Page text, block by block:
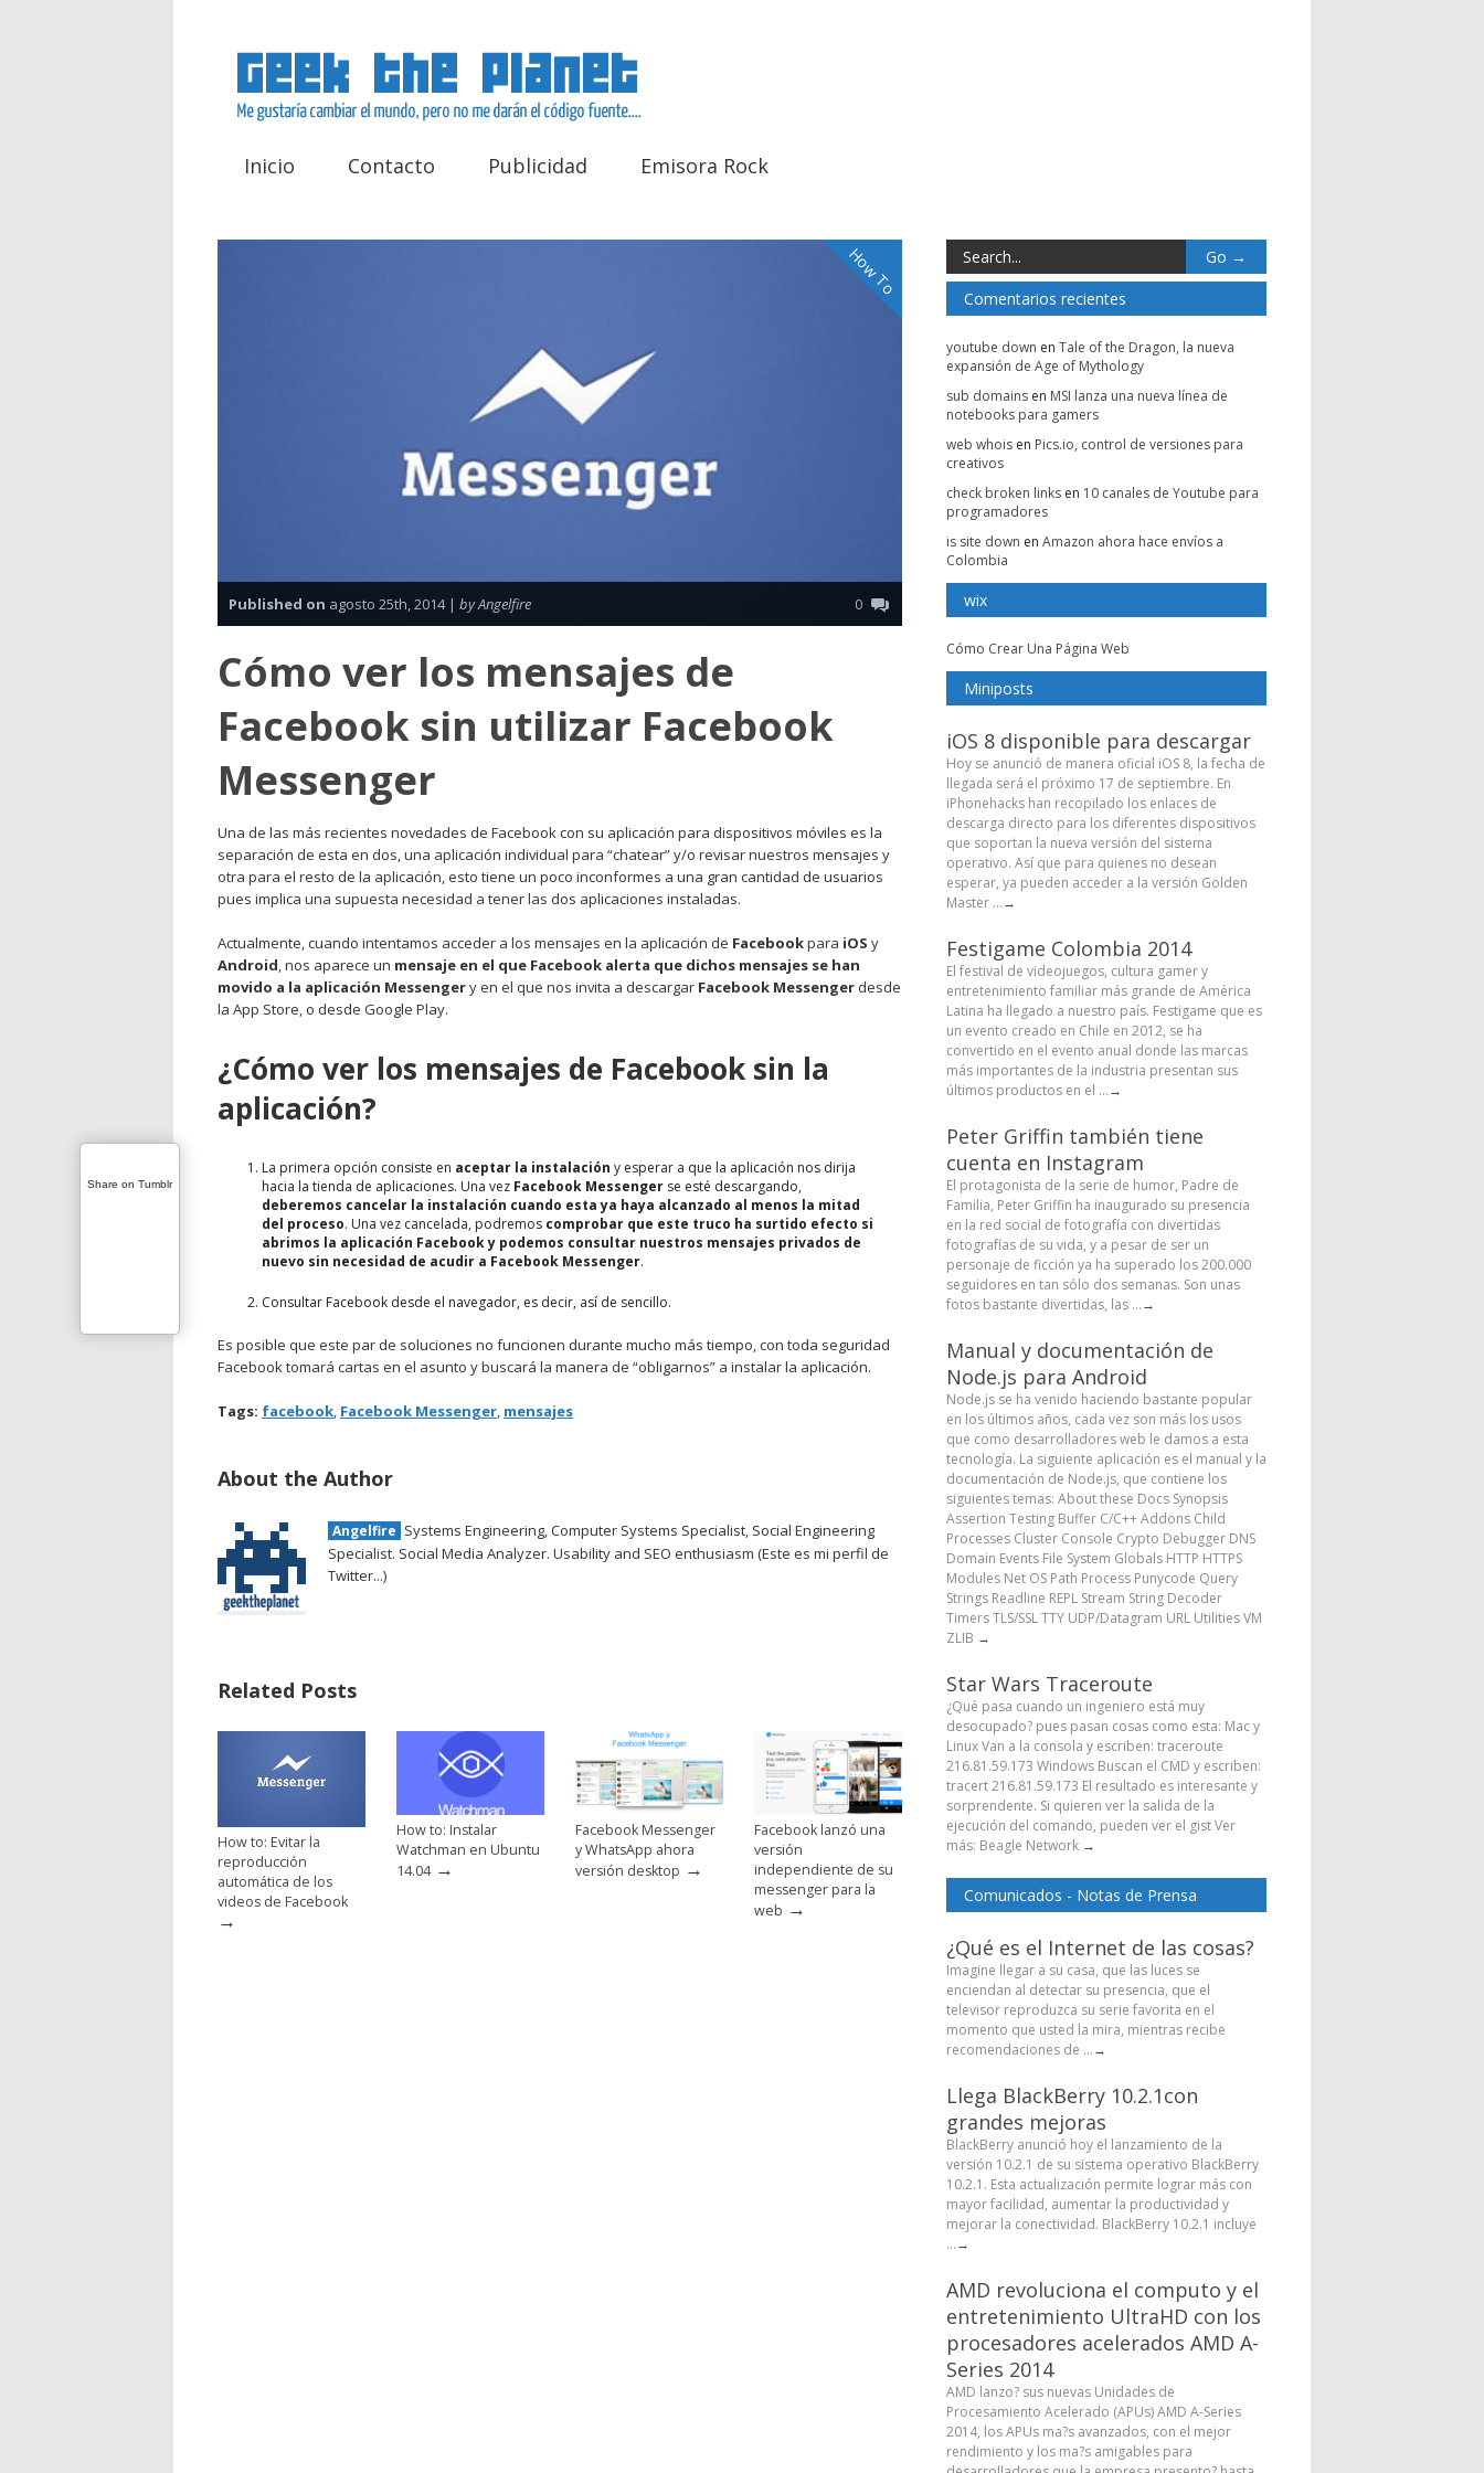
Inicio Contacto Publicidad Emisora Rock
How To
Published on agosto 25th, 2014 | by Angelfire 0
Cómo ver los mensajes de
Facebook sin utilizar Facebook
Messenger
Una de las más recientes novedades de Facebook con su aplicación para dispositivos móviles es la
separación de esta en dos, una aplicación individual para “chatear” y/o revisar nuestros mensajes y
otra para el resto de la aplicación, esto tiene un poco inconformes a una gran cantidad de usuarios
pues implica una supuesta necesidad a tener las dos aplicaciones instaladas.
Actualmente, cuando intentamos acceder a los mensajes en la aplicación de Facebookpara iOS y
Android, nos aparece un mensaje en el que Facebook alerta que dichos mensajes se han
movido a la aplicación Messengery en el que nos invita a descargar Facebook Messenger desde
la App Store, o desde Google Play.
¿Cómo ver los mensajes de Facebook sin la
aplicación?
La primera opción consiste en aceptar la instalación y esperar a que la aplicación nos dirija
hacia la tienda de aplicaciones. Una vez Facebook Messenger se esté descargando,
deberemos cancelar la instalación cuando esta ya haya alcanzado al menos la mitad
del proceso. Una vez cancelada, podremos comprobar que este truco ha surtido efecto si
abrimos la aplicación Facebook y podemos consultar nuestros mensajes privados de
nuevo sin necesidad de acudir a Facebook Messenger.
Consultar Facebook desde el navegador, es decir, así de sencillo.
Es posible que este par de soluciones no funcionen durante mucho más tiempo, con toda seguridad
Facebook tomará cartas en el asunto y buscará la manera de “obligarnos” a instalar la aplicación.
Tags: facebook, Facebook Messenger, mensajes
About the Author
Angelfire Systems Engineering, Computer Systems Specialist, Social Engineering
Specialist. Social Media Analyzer. Usability and SEO enthusiasm (Este es mi perfil de
Twitter...)
Related Posts
How to: Evitar la
reproducción
automática de los
videos de Facebook
→
How to: Instalar
Watchman en Ubuntu
14.04→
Facebook Messenger
y WhatsApp ahora
versión desktop →
Facebook lanzó una
versión
independiente de su
messenger para la
web →
Comentarios recientes
youtube down en Tale of the Dragon, la nueva
expansión de Age of Mythology
sub domains en MSI lanza una nueva línea de
notebooks para gamers
web whois en Pics.io, control de versiones para
creativos
check broken links en 10 canales de Youtube para
programadores
is site down en Amazon ahora hace envíos a
Colombia
wix
Cómo Crear Una Página Web
Miniposts
iOS 8 disponible para descargar
Hoy se anunció de manera oficial iOS 8, la fecha de
llegada será el próximo 17 de septiembre. En
iPhonehacks han recopilado los enlaces de
descarga directo para los diferentes dispositivos
que soportan la nueva versión del sistema
operativo. Así que para quienes no desean
esperar, ya pueden acceder a la versión Golden
Master ...→
Festigame Colombia 2014
El festival de videojuegos, cultura gamer y
entretenimiento familiar más grande de América
Latina ha llegado a nuestro país. Festigame que es
un evento creado en Chile en 2012, se ha
convertido en el evento anual donde las marcas
más importantes de la industria presentan sus
últimos productos en el ...→
Peter Griffin también tiene
cuenta en Instagram
El protagonista de la serie de humor, Padre de
Familia, Peter Griffin ha inaugurado su presencia
en la red social de fotografía con divertidas
fotografías de su vida, y a pesar de ser un
personaje de ficción ya ha superado los 200.000
seguidores en tan sólo dos semanas. Son unas
fotos bastante divertidas, las ...→
Manual y documentación de
Node.js para Android
Node.js se ha venido haciendo bastante popular
en los últimos años, cada vez son más los usos
que como desarrolladores web le damos a esta
tecnología. La siguiente aplicación es el manual y la
documentación de Node.js, que contiene los
siguientes temas: About these Docs Synopsis
Assertion Testing Buffer C/C++ Addons Child
Processes Cluster Console Crypto Debugger DNS
Domain Events File System Globals HTTP HTTPS
Modules Net OS Path Process Punycode Query
Strings Readline REPL Stream String Decoder
Timers TLS/SSL TTY UDP/Datagram URL Utilities VM
ZLIB →
Star Wars Traceroute
¿Qué pasa cuando un ingeniero está muy
desocupado? pues pasan cosas como esta: Mac y
Linux Van a la consola y escriben: traceroute
216.81.59.173 Windows Buscan el CMD y escriben:
tracert 216.81.59.173 El resultado es interesante y
sorprendente. Si quieren ver la salida de la
ejecución del comando, pueden ver el gist Ver
más: Beagle Network →
Comunicados - Notas de Prensa
¿Qué es el Internet de las cosas?
Imagine llegar a su casa, que las luces se
enciendan al detectar su presencia, que el
televisor reproduzca su serie favorita en el
momento que usted la mira, mientras recibe
recomendaciones de ...→
Llega BlackBerry 10.2.1con
grandes mejoras
BlackBerry anunció hoy el lanzamiento de la
versión 10.2.1 de su sistema operativo BlackBerry
10.2.1. Esta actualización permite lograr más con
mayor facilidad, aumentar la productividad y
mejorar la conectividad. BlackBerry 10.2.1 incluye
...→
AMD revoluciona el computo y el
entretenimiento UltraHD con los
procesadores acelerados AMD A-
Series 2014
AMD lanzo? sus nuevas Unidades de
Procesamiento Acelerado (APUs) AMD A-Series
2014, los APUs ma?s avanzados, con el mejor
rendimiento y los ma?s amigables para
Share on Tumblr